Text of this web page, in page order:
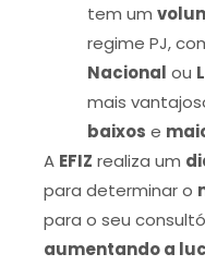
tem um
regime PJ,
Nacional ou
mais
baixos e
A EFIZ realiza um
para determinar o
para o seu
aumentando a